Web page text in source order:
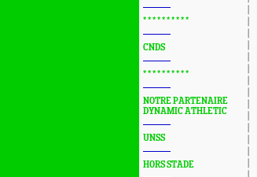
* * * * * * * * * *
CNDS
* * * * * * * * * *
NOTRE PARTENAIRE
DYNAMIC ATHLETIC
UNSS
HORS STADE